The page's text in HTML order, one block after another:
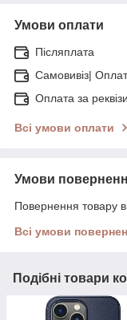
Умови оплати
Післяплата
Самовивіз|
Оплата за
Всі умови оплати
Умови
Повернення товару
Всі умови
Подібні товари